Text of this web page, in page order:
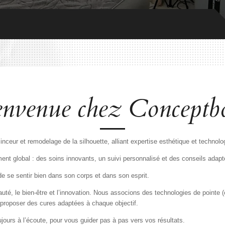
chez
et remodelage de la silhouette, alliant expertise esthétique et
global : des soins innovants, un suivi personnalisé et des conseils
se sentir bien dans son corps et dans son esprit.
le bien-être et l’innovation. Nous associons des technologies de
des cures adaptées à chaque objectif.
à l’écoute, pour vous guider pas à pas vers vos résultats.